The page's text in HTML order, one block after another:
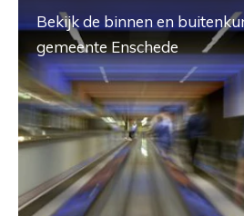
Bekijk de binnen en
gemeente Enschede